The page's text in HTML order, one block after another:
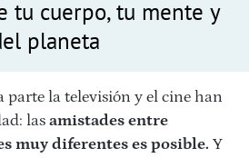
tu cuerpo, tu mente y
planeta
parte la televisión y el cine han
las amistades entre
muy diferentes es posible. Y